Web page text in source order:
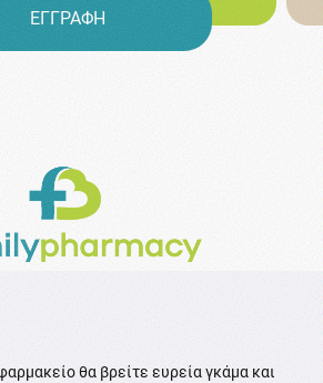
ΕΓΓΡΑΦΗ
θα βρείτε ευρεία γκάμα και